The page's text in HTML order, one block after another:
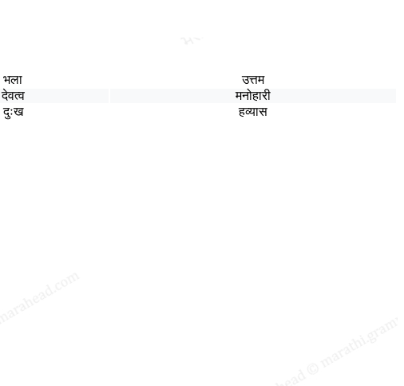
भला
उत्तम
देवत्व
मनोहारी
दुःख
हव्यास